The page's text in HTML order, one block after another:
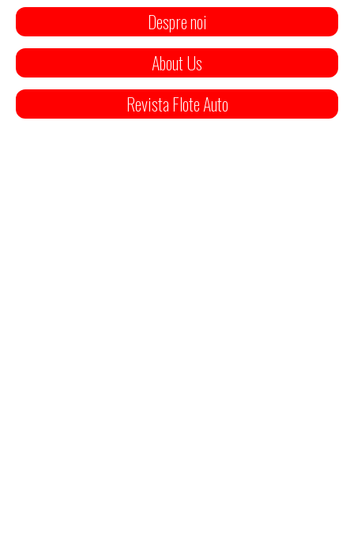
Despre noi
About Us
Revista Flote Auto